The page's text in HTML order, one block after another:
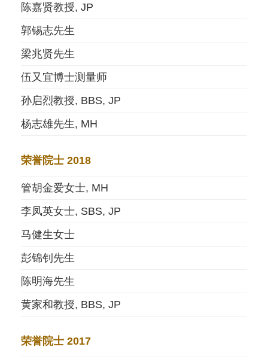
陈嘉贤教授, JP
郭锡志先生
梁兆贤先生
伍又宜博士测量师
孙启烈教授, BBS, JP
杨志雄先生, MH
荣誉院士 2018
管胡金爱女士, MH
李凤英女士, SBS, JP
马健生女士
彭锦钊先生
陈明海先生
黄家和教授, BBS, JP
荣誉院士 2017